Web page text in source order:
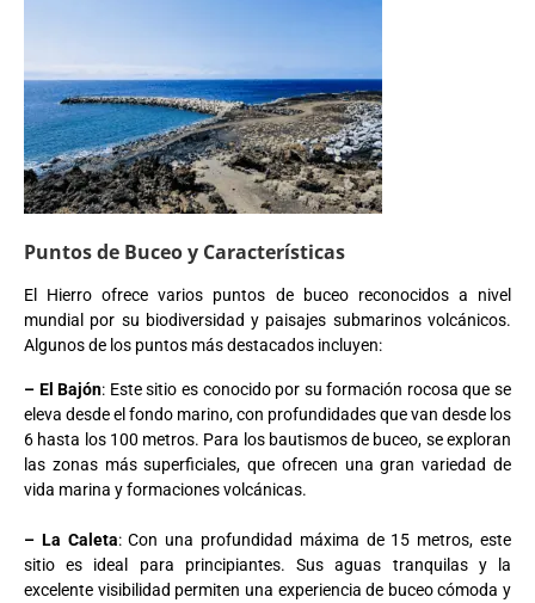
Puntos de Buceo y Características
El Hierro ofrece varios puntos de buceo reconocidos a nivel
mundial por su biodiversidad y paisajes submarinos volcánicos.
Algunos de los puntos más destacados incluyen:
– El Bajón: Este sitio es conocido por su formación rocosa que se
eleva desde el fondo marino, con profundidades que van desde los
6 hasta los 100 metros. Para los bautismos de buceo, se exploran
las zonas más superficiales, que ofrecen una gran variedad de
vida marina y formaciones volcánicas.
– La Caleta: Con una profundidad máxima de 15 metros, este
sitio es ideal para principiantes. Sus aguas tranquilas y la
excelente visibilidad permiten una experiencia de buceo cómoda y